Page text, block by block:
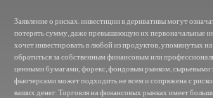
Заявление о рисках: инвестиции в деривативы могут
потерять сумму, даже превышающую их первоначальные
хочет инвестировать в любой из продуктов, упомянутых
обратиться за собственным финансовым или
ценными бумагами, форекс, фондовым рынком, сырьевыми
фьючерсами может подходить не всем и сопряжена с
ваших денег. Торговля на финансовых рынках имеет